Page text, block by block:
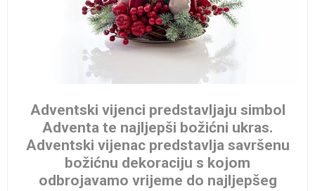
Adventski vijenci predstavljaju simbol
Adventa te najljepši božićni ukras.
Adventski vijenac predstavlja savršenu
božićnu dekoraciju s kojom
odbrojavamo vrijeme do najljepšeg